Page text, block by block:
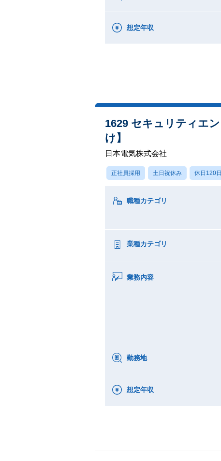
想定年収
1629 セキュリティエ
け】
日本電気株式会社
正社員採用 土日祝休み 休日120
職種カテゴリ
業種カテゴリ
業務内容
勤務地
想定年収